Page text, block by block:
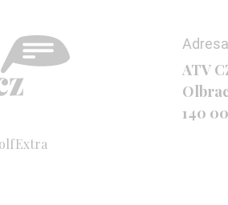
Adresa
ATV
140